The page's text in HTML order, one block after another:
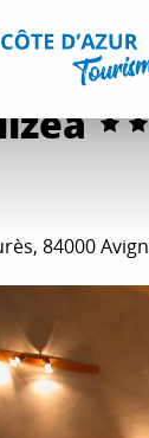
Unterkünfte
84000